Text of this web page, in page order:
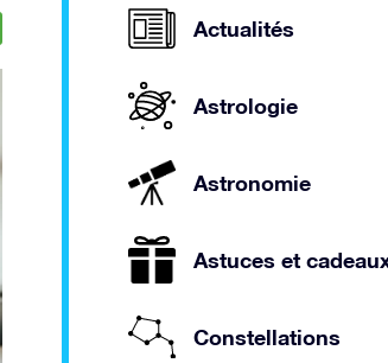
Actualités
Astrologie
Astronomie
Astuces et
Constellations